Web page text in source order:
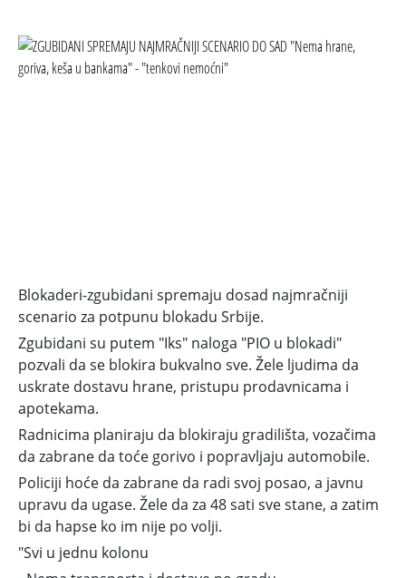
Blokaderi-zgubidani spremaju dosad najmračniji
scenario za potpunu blokadu Srbije.
Zgubidani su putem "Iks" naloga "PIO u blokadi"
pozvali da se blokira bukvalno sve. Žele ljudima da
uskrate dostavu hrane, pristupu prodavnicama i
apotekama.
Radnicima planiraju da blokiraju gradilišta, vozačima
da zabrane da toće gorivo i popravljaju automobile.
Policiji hoće da zabrane da radi svoj posao, a javnu
upravu da ugase. Žele da za 48 sati sve stane, a zatim
bi da hapse ko im nije po volji.
"Svi u jednu kolonu